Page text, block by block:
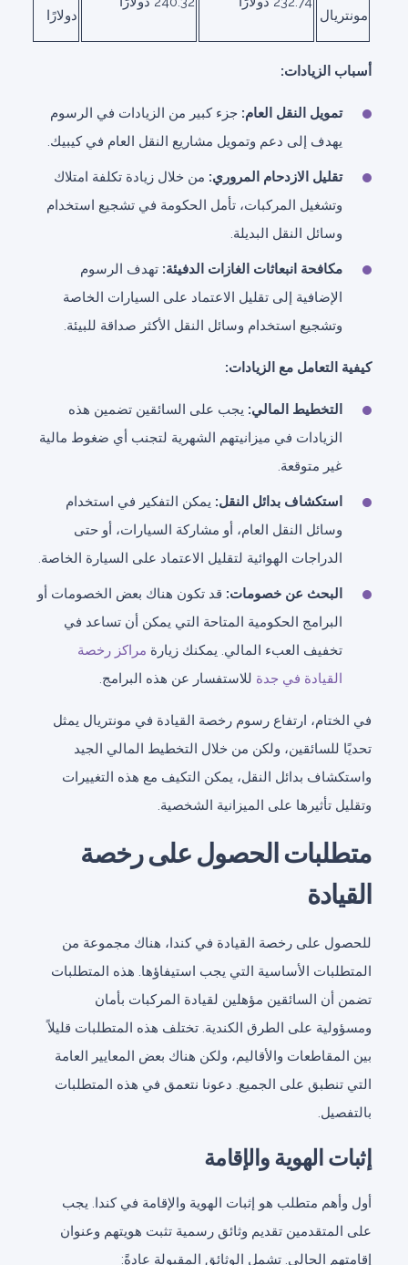
مونتريال
دولارًا
أسباب الزيادات:
تمويل النقل العام: جزء كبير من الزيادات في الرسوم
يهدف إلى دعم وتمويل مشاريع النقل العام في كيبيك.
تقليل الازدحام المروري: من خلال زيادة تكلفة امتلاك
وتشغيل المركبات، تأمل الحكومة في تشجيع استخدام
وسائل النقل البديلة.
مكافحة انبعاثات الغازات الدفيئة: تهدف الرسوم
الإضافية إلى تقليل الاعتماد على السيارات الخاصة
وتشجيع استخدام وسائل النقل الأكثر صداقة للبيئة.
كيفية التعامل مع الزيادات:
التخطيط المالي: يجب على السائقين تضمين هذه
الزيادات في ميزانيتهم الشهرية لتجنب أي ضغوط مالية
غير متوقعة.
استكشاف بدائل النقل: يمكن التفكير في استخدام
وسائل النقل العام، أو مشاركة السيارات، أو حتى
الدراجات الهوائية لتقليل الاعتماد على السيارة الخاصة.
البحث عن خصومات: قد تكون هناك بعض الخصومات أو
البرامج الحكومية المتاحة التي يمكن أن تساعد في
تخفيف العبء المالي. يمكنك زيارة مراكز رخصة
القيادة في جدة للاستفسار عن هذه البرامج.
في الختام، ارتفاع رسوم رخصة القيادة في مونتريال يمثل
تحديًا للسائقين، ولكن من خلال التخطيط المالي الجيد
واستكشاف بدائل النقل، يمكن التكيف مع هذه التغييرات
وتقليل تأثيرها على الميزانية الشخصية.
متطلبات الحصول على رخصة
القيادة
للحصول على رخصة القيادة في كندا، هناك مجموعة من
المتطلبات الأساسية التي يجب استيفاؤها. هذه المتطلبات
تضمن أن السائقين مؤهلين لقيادة المركبات بأمان
ومسؤولية على الطرق الكندية. تختلف هذه المتطلبات قليلاً
بين المقاطعات والأقاليم، ولكن هناك بعض المعايير العامة
التي تنطبق على الجميع. دعونا نتعمق في هذه المتطلبات
بالتفصيل.
إثبات الهوية والإقامة
أول وأهم متطلب هو إثبات الهوية والإقامة في كندا. يجب
على المتقدمين تقديم وثائق رسمية تثبت هويتهم وعنوان
إقامتهم الحالي. تشمل الوثائق المقبولة عادةً: